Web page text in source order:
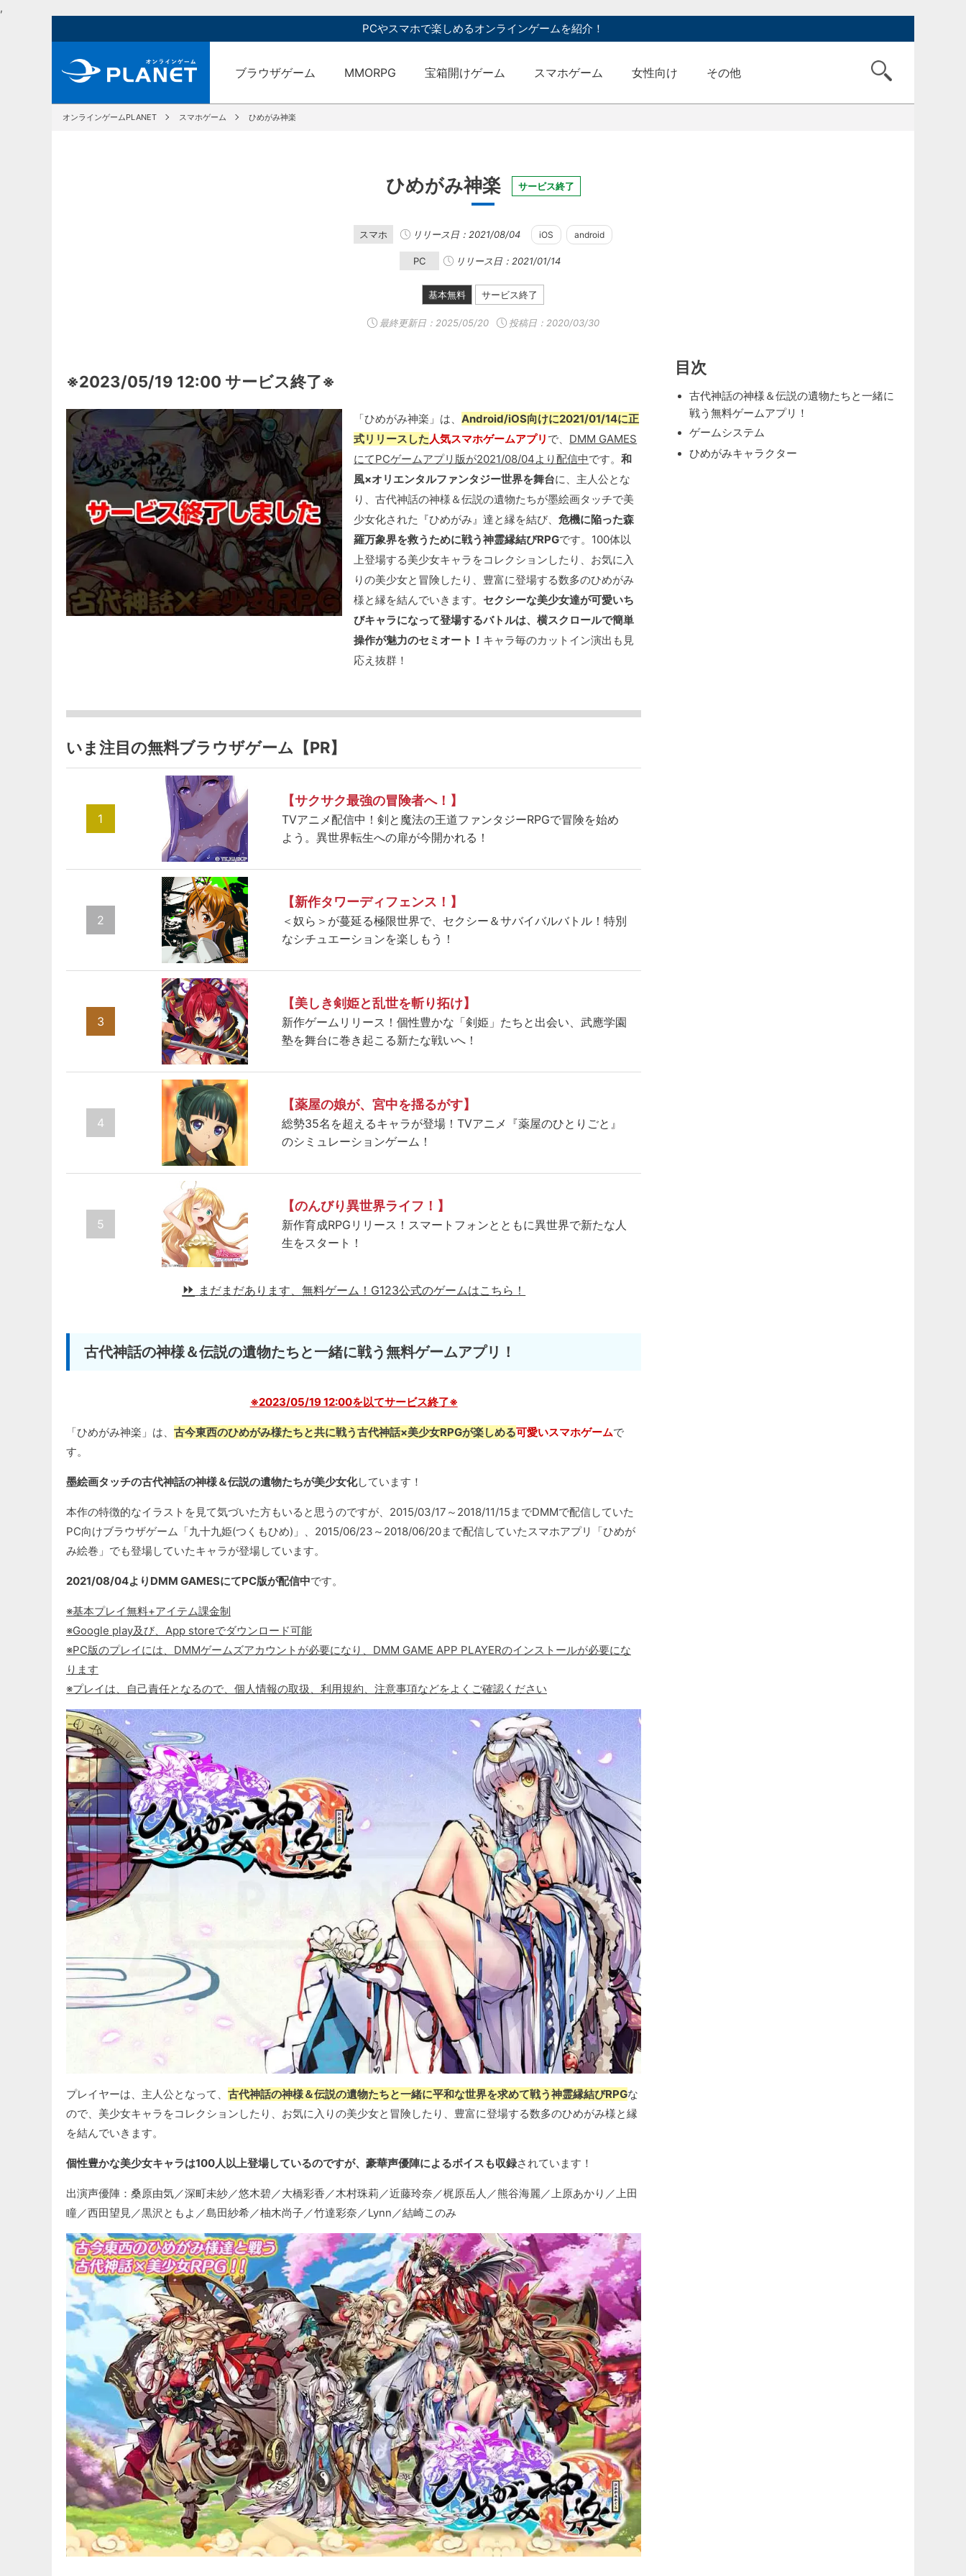
,
PCやスマホで楽しめるオンラインゲームを紹介！
ブラウザゲーム MMORPG 宝箱開けゲーム スマホゲーム 女性向け その他
オンラインゲームPLANET スマホゲーム ひめがみ神楽
ひめがみ神楽 サービス終了
スマホ リリース日：2021/08/04 iOS android
PC リリース日：2021/01/14
基本無料 サービス終了
最終更新日： 2025/05/20 投稿日：2020/03/30
※2023/05/19 12:00 サービス終了※
「ひめがみ神楽」は、Android/iOS向けに2021/01/14に正
式リリースした人気スマホゲームアプリ で、 DMM GAMES
にてPCゲームアプリ版が2021/08/04より配信中です。和
風×オリエンタルファンタジー世界を舞台に、主人公とな
り、古代神話の神様＆伝説の遺物たちが墨絵画タッチで美
少女化された『ひめがみ』達と縁を結び、危機に陥った森
羅万象界を救うために戦う神霊縁結びRPGです。100体以
上登場する美少女キャラをコレクションしたり、お気に入
りの美少女と冒険したり、豊富に登場する数多のひめがみ
様と縁を結んでいきます。 セクシーな美少女達が可愛いち
びキャラになって登場するバトルは、横スクロールで簡単
操作が魅力のセミオート！ キャラ毎のカットイン演出も見
応え抜群！
いま注目の無料ブラウザゲーム【PR】
1
【サクサク最強の冒険者へ！】
TVアニメ配信中！剣と魔法の王道ファンタジーRPGで冒険を始め
よう。異世界転生への扉が今開かれる！
2
【新作タワーディフェンス！】
＜奴ら＞が蔓延る極限世界で、セクシー＆サバイバルバトル！特別
なシチュエーションを楽しもう！
3
【美しき剣姫と乱世を斬り拓け】
新作ゲームリリース！個性豊かな「剣姫」たちと出会い、武應学園
塾を舞台に巻き起こる新たな戦いへ！
4
【薬屋の娘が、宮中を揺るがす】
総勢35名を超えるキャラが登場！TVアニメ『薬屋のひとりごと』
のシミュレーションゲーム！
5
【のんびり異世界ライフ！】
新作育成RPGリリース！スマートフォンとともに異世界で新たな人
生をスタート！
まだまだあります、無料ゲーム！ G123公式のゲームはこちら！
古代神話の神様＆伝説の遺物たちと一緒に戦う無料ゲームアプリ！
※2023/05/19 12:00を以てサービス終了※
「ひめがみ神楽」は、 古今東西のひめがみ様たちと共に戦う古代神話×美少女RPGが楽しめる可愛いスマホゲームで
す。
墨絵画タッチの古代神話の神様＆伝説の遺物たちが美少女化しています！
本作の特徴的なイラストを見て気づいた方もいると思うのですが、2015/03/17～2018/11/15までDMMで配信していた
PC向けブラウザゲーム「九十九姫(つくもひめ)」、2015/06/23～2018/06/20まで配信していたスマホアプリ「ひめが
み絵巻」でも登場していたキャラが登場しています。
2021/08/04よりDMM GAMESにてPC版が配信中です。
※基本プレイ無料+アイテム課金制
※Google play及び、App storeでダウンロード可能
※PC版のプレイには、DMMゲームズアカウントが必要になり、DMM GAME APP PLAYERのインストールが必要にな
ります
※プレイは、自己責任となるので、個人情報の取扱、利用規約、注意事項などをよくご確認ください
プレイヤーは、主人公となって、 古代神話の神様＆伝説の遺物たちと一緒に平和な世界を求めて戦う神霊縁結びRPGな
ので、美少女キャラをコレクションしたり、お気に入りの美少女と冒険したり、豊富に登場する数多のひめがみ様と縁
を結んでいきます。
個性豊かな美少女キャラは100人以上登場しているのですが、豪華声優陣によるボイスも収録されています！
出演声優陣：桑原由気／深町未紗／悠木碧／大橋彩香／木村珠莉／近藤玲奈／梶原岳人／熊谷海麗／上原あかり／上田
瞳／西田望見／黒沢ともよ／島田紗希／柚木尚子／竹達彩奈／Lynn／結崎このみ
目次
古代神話の神様＆伝説の遺物たちと一緒に
戦う無料ゲームアプリ！
ゲームシステム
ひめがみキャラクター